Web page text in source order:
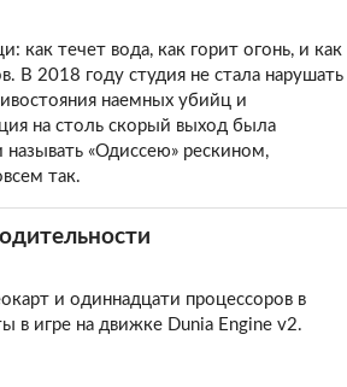
как течет вода, как горит огонь, и как
В 2018 году студия не стала нарушать
наемных убийц и
на столь скорый выход была
«Одиссею» рескином,
так.
и одиннадцати процессоров в
в игре на движке Dunia Engine v2.